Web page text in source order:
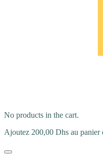
No products in the cart.
Ajoutez 200,00 Dhs au panier